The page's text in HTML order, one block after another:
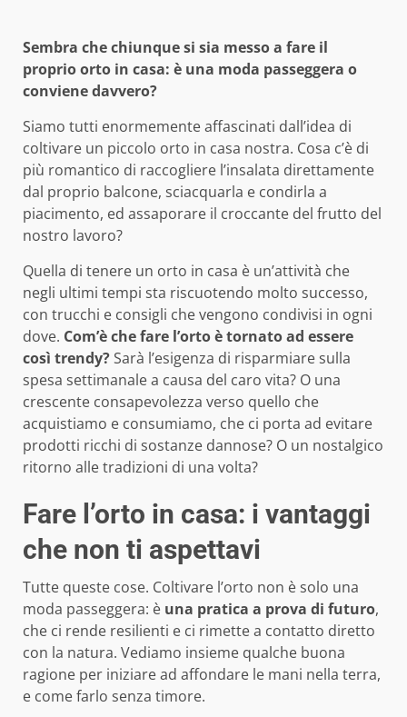
Sembra che chiunque si sia messo a fare il
proprio orto in casa: è una moda passeggera o
conviene davvero?
Siamo tutti enormemente affascinati dall’idea di
coltivare un piccolo orto in casa nostra. Cosa c’è di
più romantico di raccogliere l’insalata direttamente
dal proprio balcone, sciacquarla e condirla a
piacimento, ed assaporare il croccante del frutto del
nostro lavoro?
Quella di tenere un orto in casa è un’attività che
negli ultimi tempi sta riscuotendo molto successo,
con trucchi e consigli che vengono condivisi in ogni
dove. Com’è che fare l’orto è tornato ad essere
così trendy?Sarà l’esigenza di risparmiare sulla
spesa settimanale a causa del caro vita? O una
crescente consapevolezza verso quello che
acquistiamo e consumiamo, che ci porta ad evitare
prodotti ricchi di sostanze dannose? O un nostalgico
ritorno alle tradizioni di una volta?
Fare l’orto in casa: i vantaggi
che non ti aspettavi
Tutte queste cose. Coltivare l’orto non è solo una
moda passeggera: è una pratica a prova di futuro,
che ci rende resilienti e ci rimette a contatto diretto
con la natura. Vediamo insieme qualche buona
ragione per iniziare ad affondare le mani nella terra,
e come farlo senza timore.